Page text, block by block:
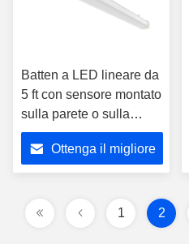
Batten a LED lineare da
5 ft con sensore montato
sulla parete o sulla
superficie del soffitto da
44 W Ottenga il migliore
1 2